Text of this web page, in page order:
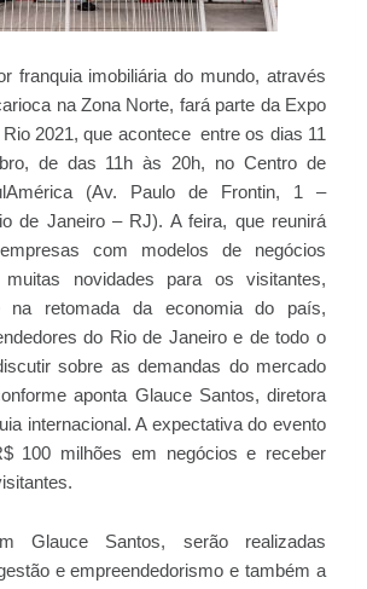
franquia imobiliária do mundo, através
na Zona Norte, fará parte da Expo
2021, que acontece entre os dias 11
de das 11h às 20h, no Centro de
(Av. Paulo de Frontin, 1 –
de Janeiro – RJ). A feira, que reunirá
com modelos de negócios
muitas novidades para os visitantes,
na retomada da economia do país,
do Rio de Janeiro e de todo o
sobre as demandas do mercado
aponta Glauce Santos, diretora
internacional. A expectativa do evento
100 milhões em negócios e receber
Glauce Santos, serão realizadas
e empreendedorismo e também a